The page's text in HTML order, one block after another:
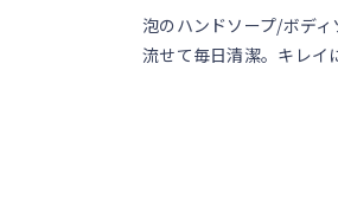
泡のハンドソープ/ボデ
流せて毎日清潔。キレイ